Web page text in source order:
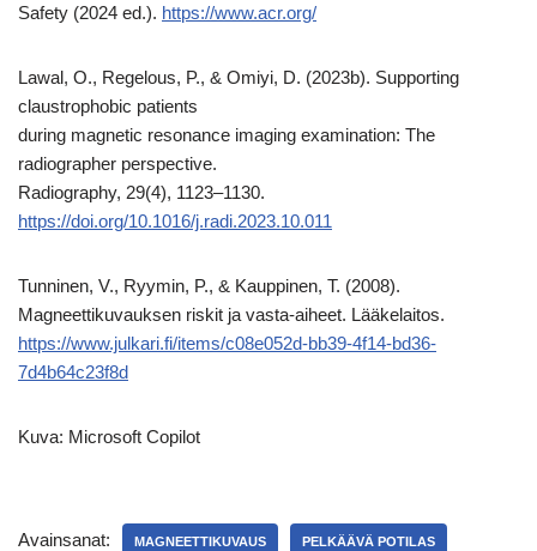
Safety (2024 ed.). https://www.acr.org/
Lawal, O., Regelous, P., & Omiyi, D. (2023b). Supporting
claustrophobic patients
during magnetic resonance imaging examination: The
radiographer perspective.
Radiography, 29(4), 1123–1130.
https://doi.org/10.1016/j.radi.2023.10.011
Tunninen, V., Ryymin, P., & Kauppinen, T. (2008).
Magneettikuvauksen riskit ja vasta-aiheet. Lääkelaitos.
https://www.julkari.fi/items/c08e052d-bb39-4f14-bd36-
7d4b64c23f8d
Kuva: Microsoft Copilot
Avainsanat: MAGNEETTIKUVAUS PELKÄÄVÄ POTILAS